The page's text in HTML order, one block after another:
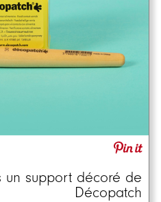
un support décoré de
Décopatch